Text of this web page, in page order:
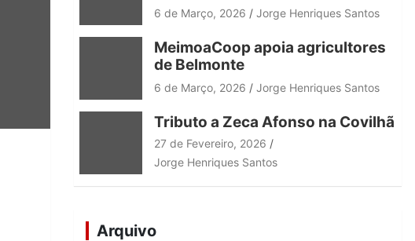
6 de Março, 2026 Jorge Henriques Santos
MeimoaCoop apoia agricultores
de Belmonte
6 de Março, 2026 Jorge Henriques Santos
Tributo a Zeca Afonso na Covilhã
27 de Fevereiro, 2026
Jorge Henriques Santos
Arquivo